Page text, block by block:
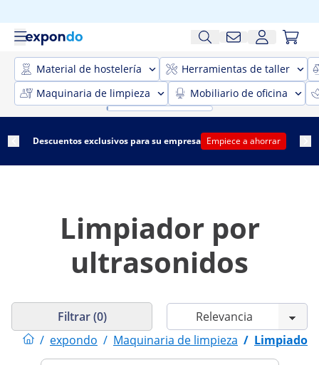
Material de hostelería
Herramientas de taller
Maquinaria de limpieza
Mobiliario de oficina
Descuentos exclusivos para su empresa Empiece a ahorrar
Limpiador por
ultrasonidos
/ expondo / Maquinaria de limpieza / Limpiador
Filtrar (0)